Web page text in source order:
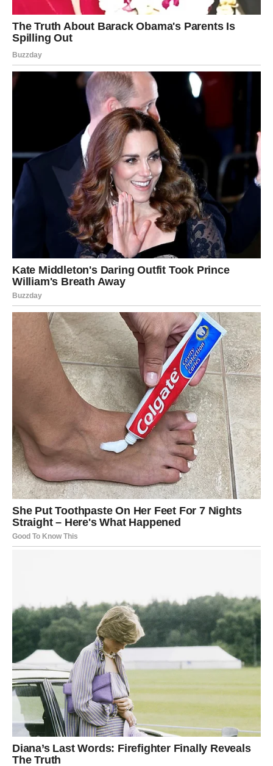
Upiši svoj email i preuzmi BESPLATNU
knjigu s receptima! Uživaj u jednostavnim
i ukusnim jelima koja će osvojiti tvoje
Jednim klikom preuzmi knjigu s najboljim
receptima!